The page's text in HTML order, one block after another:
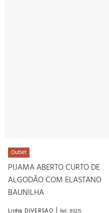
Outlet
PIJAMA ABERTO CURTO DE
ALGODÃO COM ELASTANO
BAUNILHA
Linha DIVERSAO Ref.:B0215